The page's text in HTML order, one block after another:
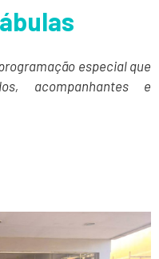
especial que
acompanhantes e